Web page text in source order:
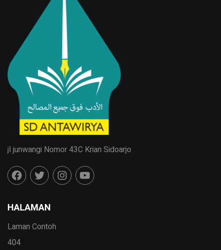
jl junwangi Nomor 43C Krian Sidoarjo
HALAMAN
Laman Contoh
404